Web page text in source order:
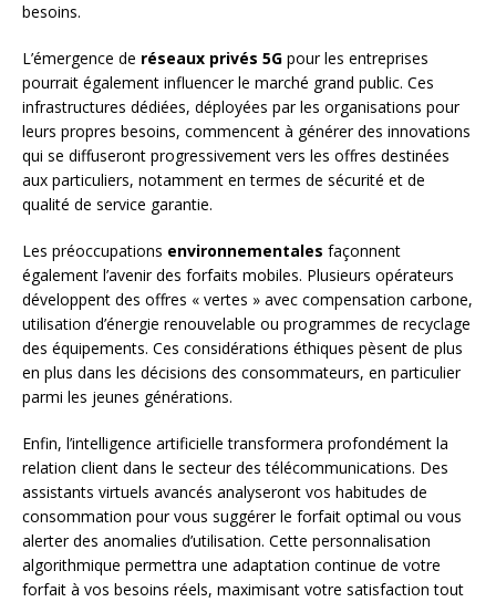
besoins.
L’émergence de réseaux privés 5G pour les entreprises
pourrait également influencer le marché grand public. Ces
infrastructures dédiées, déployées par les organisations pour
leurs propres besoins, commencent à générer des innovations
qui se diffuseront progressivement vers les offres destinées
aux particuliers, notamment en termes de sécurité et de
qualité de service garantie.
Les préoccupations environnementales façonnent
également l’avenir des forfaits mobiles. Plusieurs opérateurs
développent des offres « vertes » avec compensation carbone,
utilisation d’énergie renouvelable ou programmes de recyclage
des équipements. Ces considérations éthiques pèsent de plus
en plus dans les décisions des consommateurs, en particulier
parmi les jeunes générations.
Enfin, l’intelligence artificielle transformera profondément la
relation client dans le secteur des télécommunications. Des
assistants virtuels avancés analyseront vos habitudes de
consommation pour vous suggérer le forfait optimal ou vous
alerter des anomalies d’utilisation. Cette personnalisation
algorithmique permettra une adaptation continue de votre
forfait à vos besoins réels, maximisant votre satisfaction tout